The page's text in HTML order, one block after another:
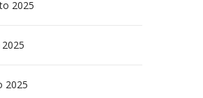
2025
2025